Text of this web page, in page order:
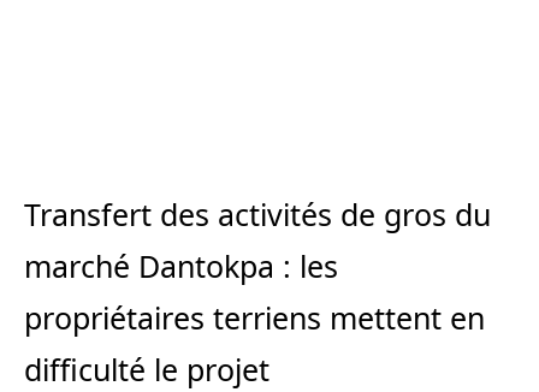
Transfert des activités de gros du
marché Dantokpa : les
propriétaires terriens mettent en
difficulté le projet